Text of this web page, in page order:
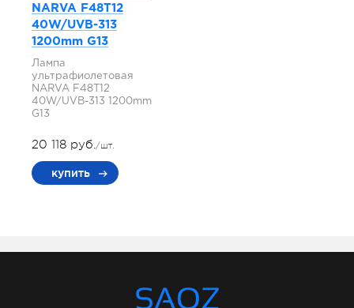
NARVA F48T12
40W/UVB-313
1200mm G13
Лампа
ультрафиолетовая
NARVA F48T12
40W/UVB-313 1200mm
G13
20 118 руб./шт.
купить